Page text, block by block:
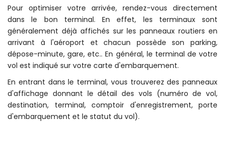
Pour optimiser votre arrivée, rendez-vous directement
dans le bon terminal. En effet, les terminaux sont
généralement déjà affichés sur les panneaux routiers en
arrivant à l'aéroport et chacun possède son parking,
dépose-minute, gare, etc.. En général, le terminal de votre
vol est indiqué sur votre carte d'embarquement.
En entrant dans le terminal, vous trouverez des panneaux
d'affichage donnant le détail des vols (numéro de vol,
destination, terminal, comptoir d'enregistrement, porte
d'embarquement et le statut du vol).